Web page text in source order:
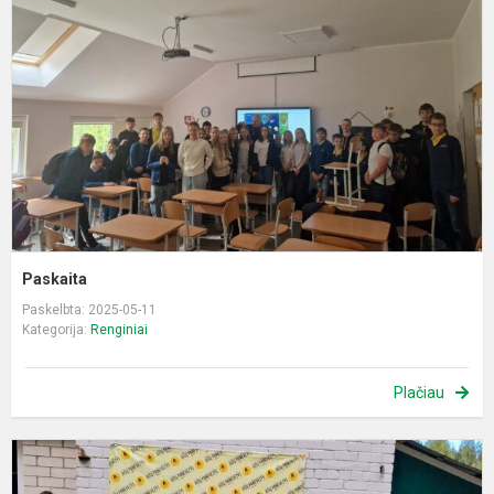
Paskaita
Paskelbta: 2025-05-11
Kategorija: Renginiai
Plačiau